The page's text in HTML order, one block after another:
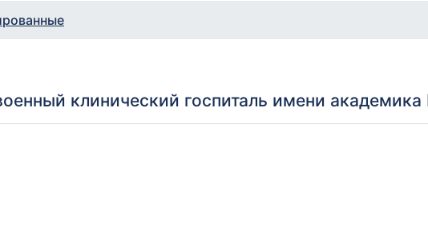
клинический госпиталь имени